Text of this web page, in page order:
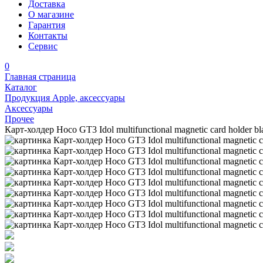
Доставка
О магазине
Гарантия
Контакты
Сервис
0
Главная страница
Каталог
Продукция Apple, аксессуары
Аксессуары
Прочее
Карт-холдер Hoco GT3 Idol multifunctional magnetic card holder